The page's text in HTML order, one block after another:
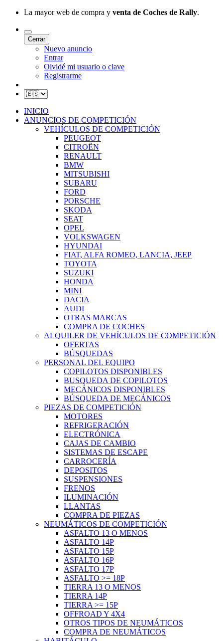
La mayor web de compra y venta de Coches de Rally.
Cerrar
Nuevo anuncio
Entrar
Olvidé mi usuario o clave
Registrarme
INICIO
ANUNCIOS DE COMPETICIÓN
VEHÍCULOS DE COMPETICIÓN
PEUGEOT
CITROËN
RENAULT
BMW
MITSUBISHI
SUBARU
FORD
PORSCHE
SKODA
SEAT
OPEL
VOLKSWAGEN
HYUNDAI
FIAT, ALFA ROMEO, LANCIA, JEEP
TOYOTA
SUZUKI
HONDA
MINI
DACIA
AUDI
OTRAS MARCAS
COMPRA DE COCHES
ALQUILER DE VEHÍCULOS DE COMPETICIÓN
OFERTAS
BÚSQUEDAS
PERSONAL DEL EQUIPO
COPILOTOS DISPONIBLES
BUSQUEDA DE COPILOTOS
MECÁNICOS DISPONIBLES
BÚSQUEDA DE MECÁNICOS
PIEZAS DE COMPETICIÓN
MOTORES
REFRIGERACIÓN
ELECTRÓNICA
CAJAS DE CAMBIO
SISTEMAS DE ESCAPE
CARROCERÍA
DEPOSITOS
SUSPENSIONES
FRENOS
ILUMINACIÓN
LLANTAS
COMPRA DE PIEZAS
NEUMÁTICOS DE COMPETICIÓN
ASFALTO 13 O MENOS
ASFALTO 14P
ASFALTO 15P
ASFALTO 16P
ASFALTO 17P
ASFALTO >= 18P
TIERRA 13 O MENOS
TIERRA 14P
TIERRA >= 15P
OFFROAD Y 4X4
OTROS TIPOS DE NEUMÁTICOS
COMPRA DE NEUMÁTICOS